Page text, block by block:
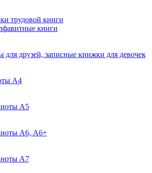
трудовой книги
книги
для друзей, записные книжки для девочек
А4
А5
А6, А6+
А7